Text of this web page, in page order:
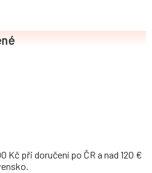
Kč při doručení po ČR a nad 120 €